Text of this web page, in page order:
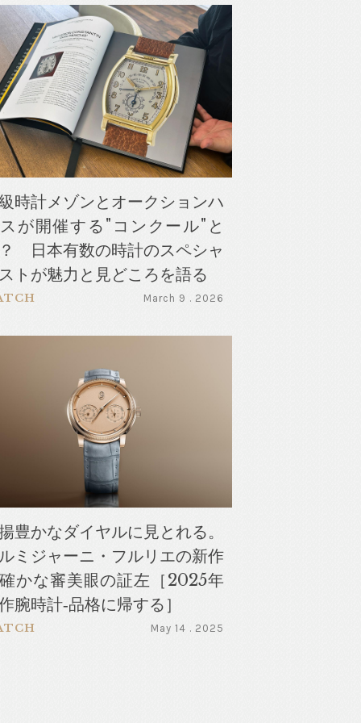
時計メゾンとオークションハ
が開催する"コンクール"と
日本有数の時計のスペシャ
トが魅力と見どころを語る
March 9 . 2026
豊かなダイヤルに見とれる。
ミジャーニ・フルリエの新作
かな審美眼の証左［2025年
腕時計‐品格に帰する］
May 14 . 2025